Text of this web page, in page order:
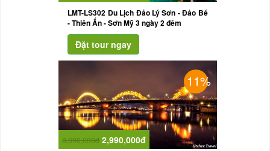
LMT-LS302 Du Lịch Đảo Lý Sơn - Đảo Bé
- Thiên Ấn - Sơn Mỹ 3 ngày 2 đêm
11%
3,390,000đ 2,990,000đ